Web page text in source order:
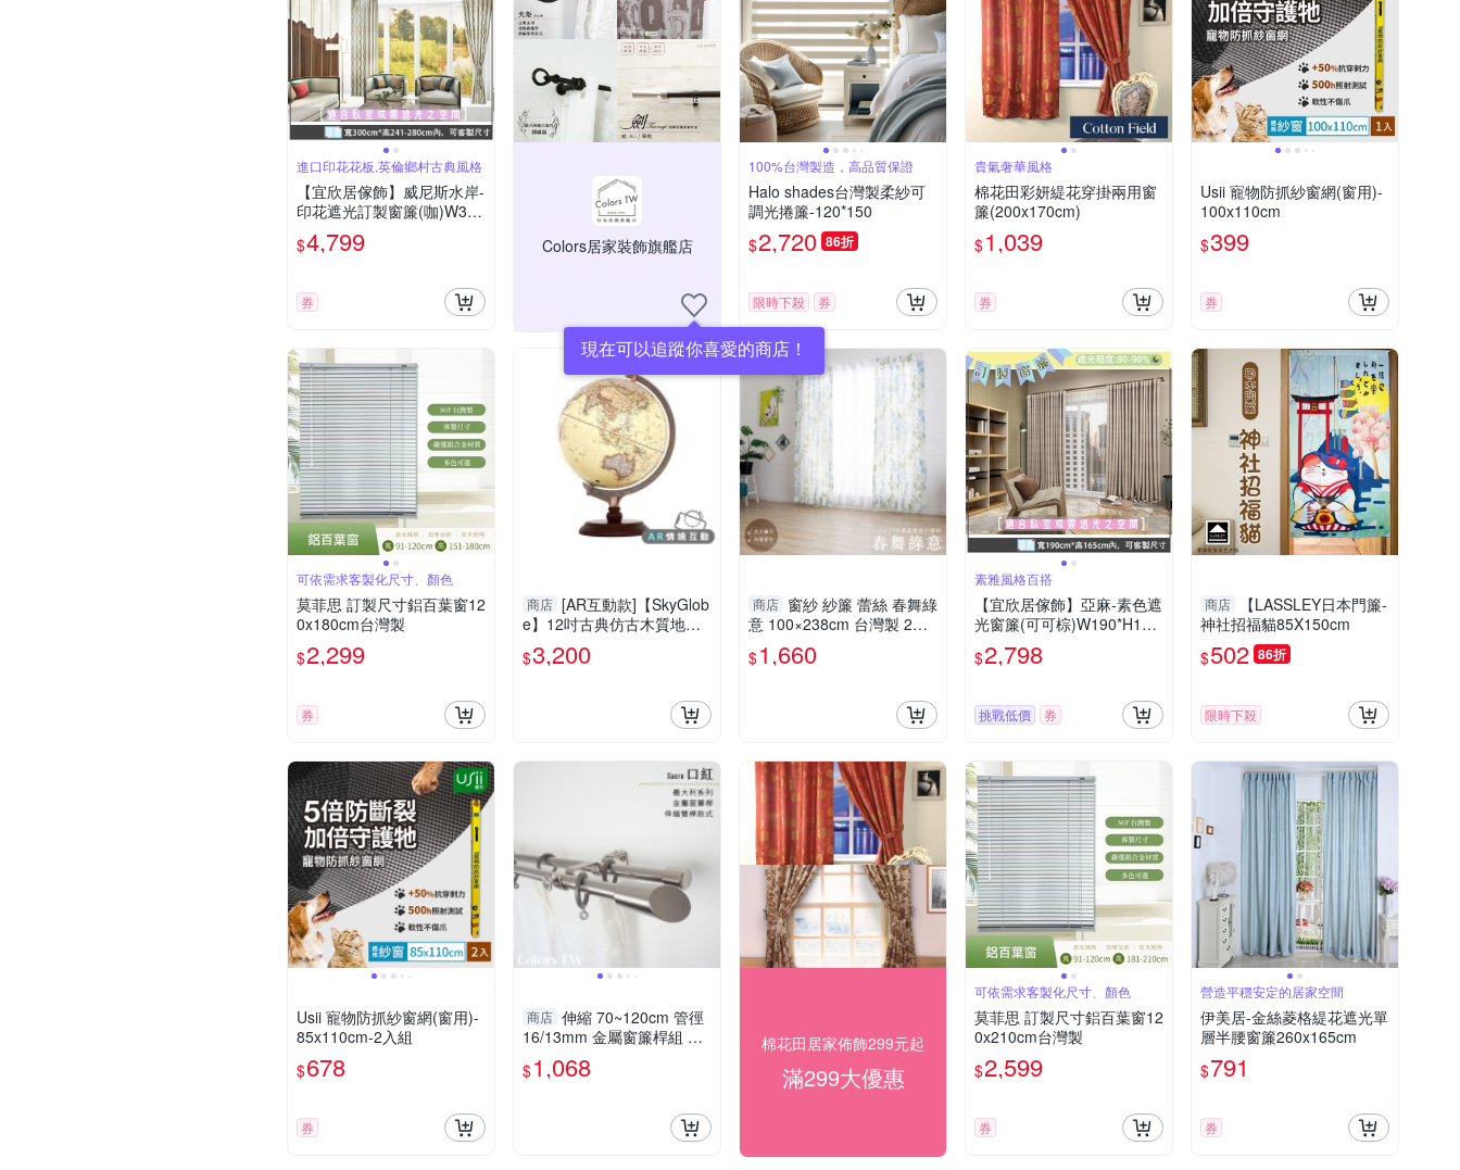
進口印花花板,英倫鄉村古典風格
【宜欣居傢飾】威尼斯水岸-
印花遮光訂製窗簾(咖)W300
*H241-280cm以內*2片/台灣
製
$4,799
券
Colors居家裝飾旗艦店
現在可以追蹤你喜愛的商店！
100%台灣製造，高品質保證
Halo shades台灣製柔紗可
調光捲簾-120*150
$2,720 86折
限時下殺 券
貴氣奢華風格
棉花田彩妍緹花穿掛兩用窗
簾(200x170cm)
$1,039
券
Usii 寵物防抓紗窗網(窗用)-
100x110cm
$399
券
可依需求客製化尺寸、顏色
莫菲思 訂製尺寸鋁百葉窗12
0x180cm台灣製
$2,299
券
商店 [AR互動款]【SkyGlob
e】12吋古典仿古木質地球
儀(中英文對照)(附燈)-大件
商品請選宅配運送
$3,200
商店 窗紗 紗簾 蕾絲 春舞綠
意 100×238cm 台灣製 2片
一組 可水洗 落地窗 兩倍抓
皺
$1,660
素雅風格百搭
【宜欣居傢飾】亞麻-素色遮
光窗簾(可可棕)W190*H165
cm以內(可指定尺寸)*2片/遮
光/摺景/半腰/窗簾/台灣製MI
$2,798
挑戰低價 券
商店
【LASSLEY日本門簾-
神社招福貓85X150cm
$502 86折
限時下殺
Usii 寵物防抓紗窗網(窗用)-
85x110cm-2入組
$678
券
商店 伸縮 70~120cm 管徑
16/13mm 金屬窗簾桿組 義
大利系列 雙桿 口紅 台灣製
Colors tw 室內裝潢
$1,068
棉花田居家佈飾299元起
滿299大優惠
可依需求客製化尺寸、顏色
莫菲思 訂製尺寸鋁百葉窗12
0x210cm台灣製
$2,599
券
營造平穩安定的居家空間
伊美居-金絲菱格緹花遮光單
層半腰窗簾260x165cm
$791
券